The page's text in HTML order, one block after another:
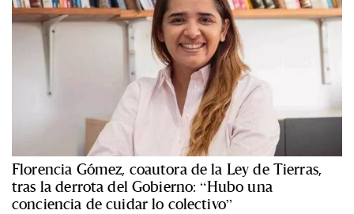
Florencia Gómez, coautora de la Ley de Tierras,
tras la derrota del Gobierno: “Hubo una
conciencia de cuidar lo colectivo”